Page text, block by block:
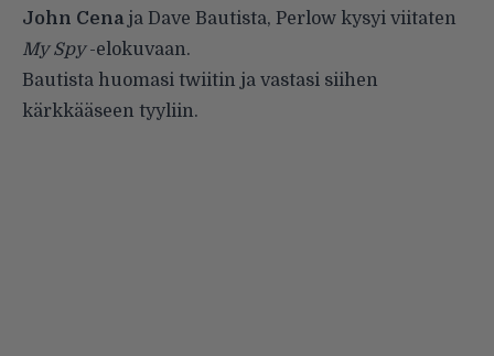
John Cenaja Dave Bautista, Perlow kysyi viitaten
My Spy-elokuvaan.
Bautista huomasi twiitin ja vastasi siihen
kärkkääseen tyyliin.